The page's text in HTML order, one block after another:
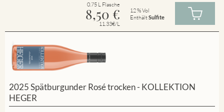
0.75 L Flasche
8,50 €
11.33€/L
12 % Vol
EnthältSulfite
2025 Spätburgunder Rosé trocken - KOLLEKTION
HEGER